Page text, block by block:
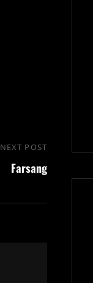
Next
Post
NEXT POST
Farsang